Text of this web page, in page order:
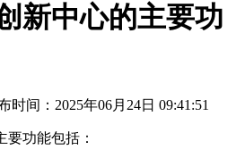
新中心的主要功
时间：2025年06月24日 09:41:51
功能包括：